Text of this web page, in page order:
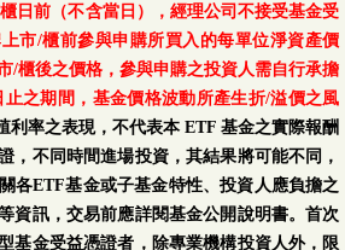
08/05 7.9851 -0.0204 -0.25 %
日前（不含當日），經理公司不接受基金受
市/櫃前參與申購所買入的每單位淨資產價
/櫃後之價格，參與申購之投資人需自行承擔
之期間，基金價格波動所產生折/溢價之風
利率之表現，不代表本 ETF 基金之實際報酬
，不同時間進場投資，其結果將可能不同，
各ETF基金或子基金特性、投資人應負擔之
資訊，交易前應詳閱基金公開說明書。首次
基金受益憑證者，除專業機構投資人外，限